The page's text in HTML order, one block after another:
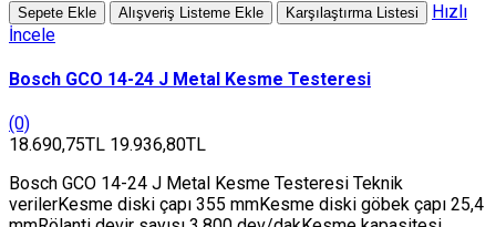
Sepete Ekle Alışveriş Listeme Ekle Karşılaştırma Listesi
Hızlı
İncele
Bosch GCO 14-24 J Metal Kesme Testeresi
(0)
18.690,75TL 19.936,80TL
Bosch GCO 14-24 J Metal Kesme Testeresi Teknik
verilerKesme diski çapı 355 mmKesme diski göbek çapı 25,4